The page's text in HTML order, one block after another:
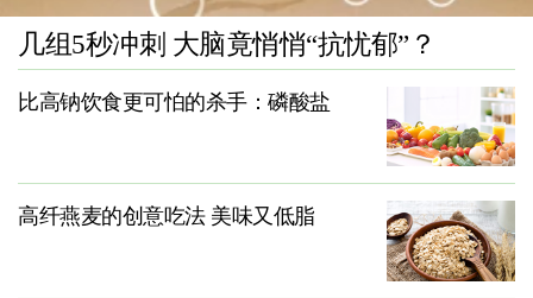
几组5秒冲刺 大脑竟悄悄“抗忧郁”？
比高钠饮食更可怕的杀手：磷酸盐
高纤燕麦的创意吃法 美味又低脂